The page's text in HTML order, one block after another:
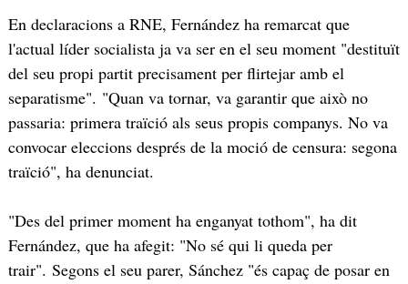
En declaracions a RNE, Fernández ha remarcat que
l'actual líder socialista ja va ser en el seu moment "destituït
del seu propi partit precisament per flirtejar amb el
separatisme". "Quan va tornar, va garantir que això no
passaria: primera traïció als seus propis companys. No va
convocar eleccions després de la moció de censura: segona
traïció", ha denunciat.
"Des del primer moment ha enganyat tothom", ha dit
Fernández, que ha afegit: "No sé qui li queda per
trair". Segons el seu parer, Sánchez "és capaç de posar en